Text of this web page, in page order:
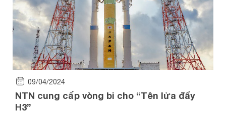
NTN cung cấp vòng bi cho “Tên lửa đẩy
H3”
09/04/2024